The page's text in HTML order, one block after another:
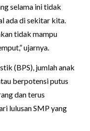
selama ini tidak
ada di sekitar kita.
tidak mampu
ujarnya.
(BPS), jumlah anak
berpotensi putus
dan terus
lulusan SMP yang